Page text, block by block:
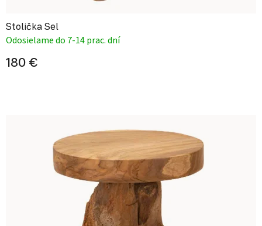
Stolička Sel
Odosielame do 7-14 prac. dní
180 €